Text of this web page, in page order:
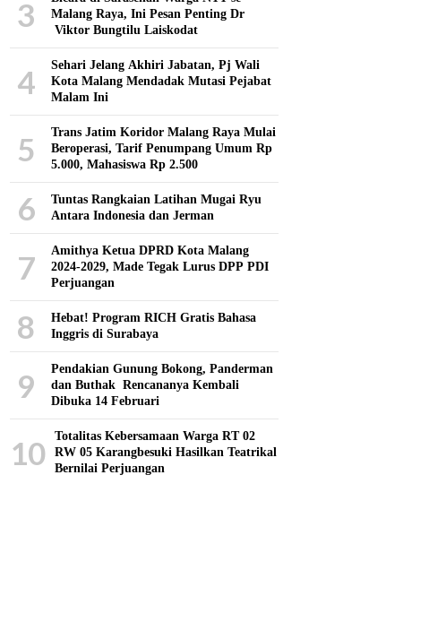
3
Malang Raya, Ini Pesan Penting Dr
Viktor Bungtilu Laiskodat
4
Sehari Jelang Akhiri Jabatan, Pj Wali
Kota Malang Mendadak Mutasi Pejabat
Malam Ini
5
Trans Jatim Koridor Malang Raya Mulai
Beroperasi, Tarif Penumpang Umum Rp
5.000, Mahasiswa Rp 2.500
6
Tuntas Rangkaian Latihan Mugai Ryu
Antara Indonesia dan Jerman
7
Amithya Ketua DPRD Kota Malang
2024-2029, Made Tegak Lurus DPP PDI
Perjuangan
8
Hebat! Program RICH Gratis Bahasa
Inggris di Surabaya
9
Pendakian Gunung Bokong, Panderman
dan Buthak Rencananya Kembali
Dibuka 14 Februari
10
Totalitas Kebersamaan Warga RT 02
RW 05 Karangbesuki Hasilkan Teatrikal
Bernilai Perjuangan